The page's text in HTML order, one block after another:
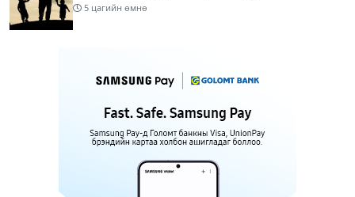
5 цагийн өмнө
7 цагийн өмнө
МАРГААШ: Улаанбаатарт 31 хэм дулаан байна
16 цагийн өмнө